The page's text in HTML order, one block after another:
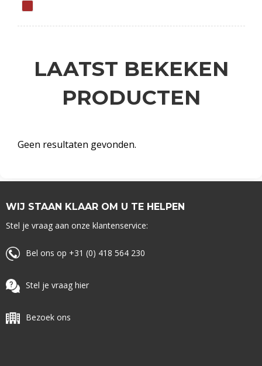
LAATST BEKEKEN
PRODUCTEN
Geen resultaten gevonden.
WIJ STAAN KLAAR OM U TE HELPEN
Stel je vraag aan onze klantenservice:
Bel ons op +31 (0) 418 564 230
Stel je vraag hier
Bezoek ons